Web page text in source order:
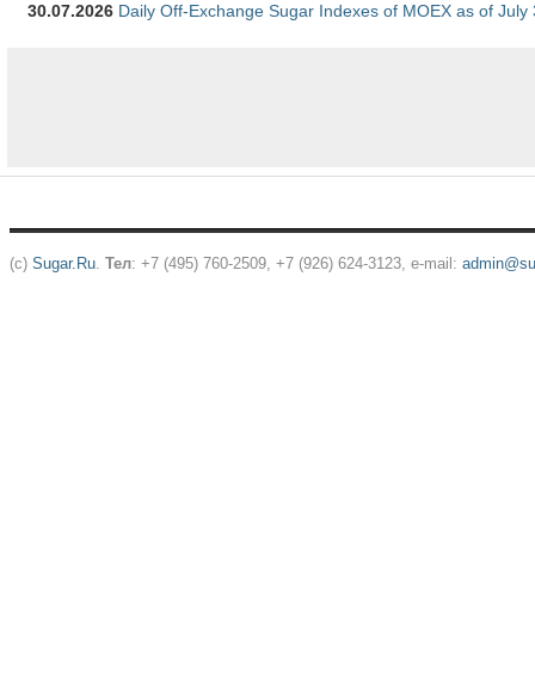
30.07.2026 Daily Off-Exchange Sugar Indexes of MOEX as of July
(c) Sugar.Ru. Тел: +7 (495) 760-2509, +7 (926) 624-3123, e-mail: